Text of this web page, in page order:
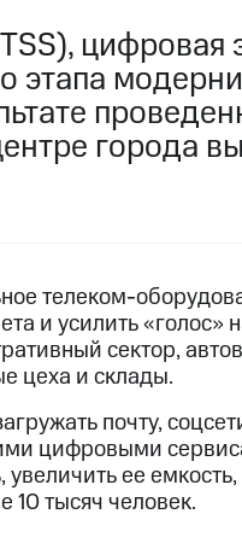
цифровая
этапа
города
телеком-
и усилить «голос»
сектор,
цеха и склады.
почту,
цифровыми
ее
10 тысяч человек.